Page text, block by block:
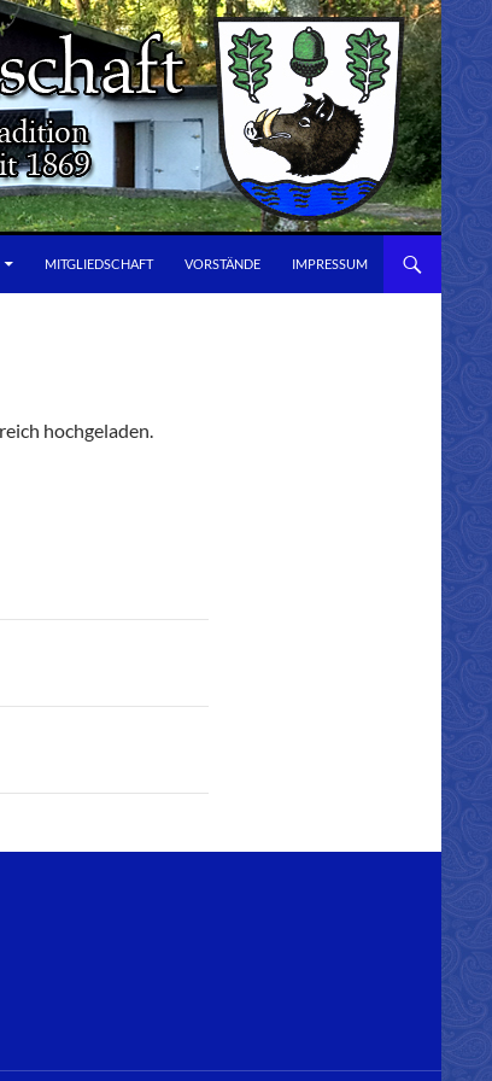
MITGLIEDSCHAFT VORSTÄNDE IMPRESSUM
hochgeladen.